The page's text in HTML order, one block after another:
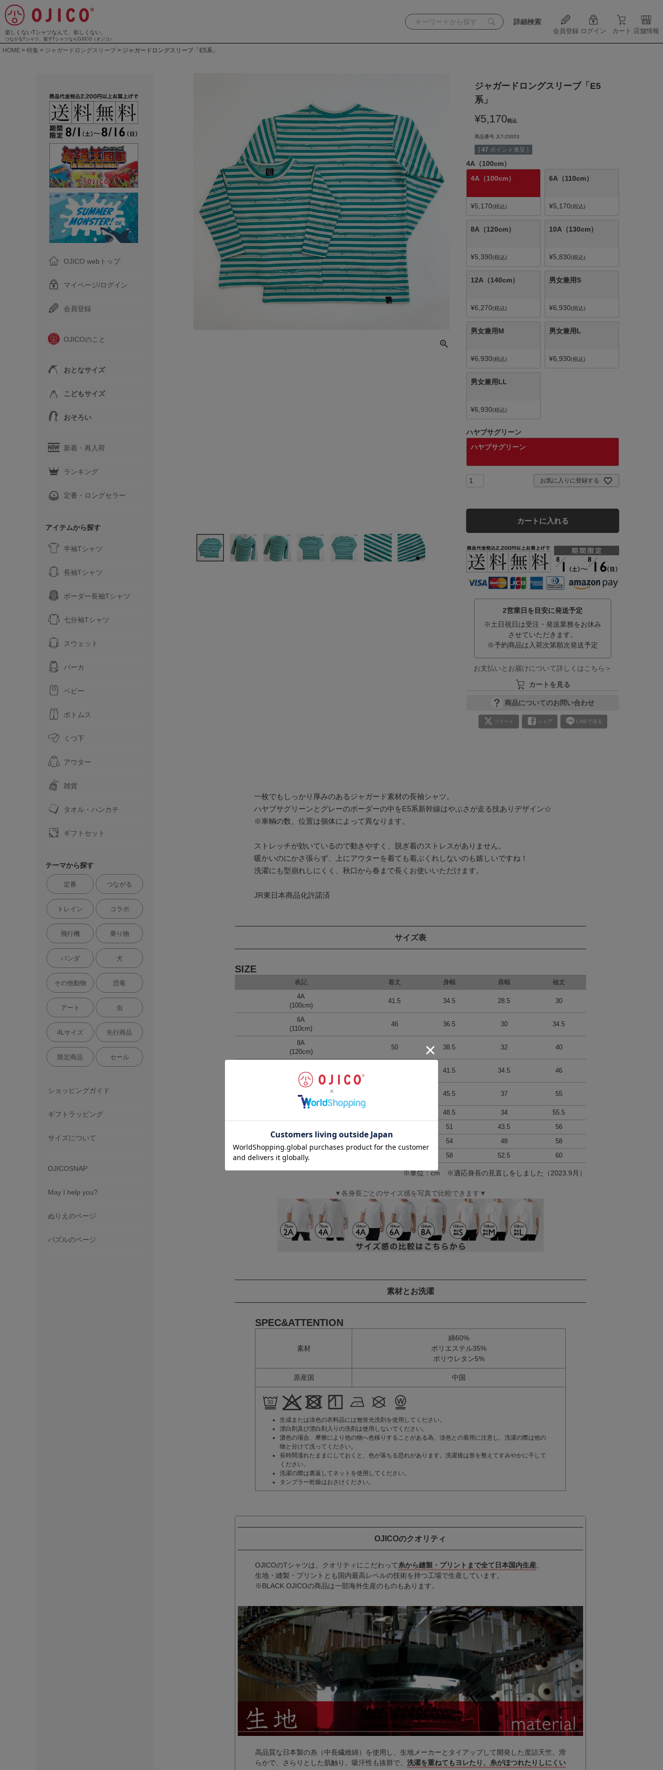
楽しくないTシャツなんて、欲しくない。
つながるTシャツ、親子TシャツならOJICO（オジコ）
詳細検索
会員登録 ログイン カート 店舗情報
HOME 特集 ジャガードロングスリーブ ジャガードロングスリーブ「E5系」
OJICO webトップ
マイページ/ログイン
会員登録
OJICOのこと
おとなサイズ
こどもサイズ
おそろい
新着・再入荷
ランキング
定番・ロングセラー
アイテムから探す
半袖Tシャツ
長袖Tシャツ
ボーダー長袖Tシャツ
七分袖Tシャツ
スウェット
パーカ
ベビー
ボトムス
くつ下
アウター
雑貨
タオル・ハンカチ
ギフトセット
テーマから探す
定番 つながる
トレイン コラボ
飛行機 乗り物
パンダ 犬
その他動物 恐竜
アート 虫
4Lサイズ 先行商品
限定商品 セール
ショッピングガイド
ギフトラッピング
サイズについて
OJICOSNAP
May I help you?
ぬりえのページ
パズルのページ
ジャガードロングスリーブ「E5
系」
¥5,170税込
商品番号 JLT-20003
[ 47 ポイント進呈 ]
4A（100cm）
4A（100cm）
¥5,170 税込
6A（110cm）
¥5,170 税込
8A（120cm）
¥5,390 税込
10A（130cm）
¥5,830 税込
12A（140cm）
¥6,270 税込
男女兼用S
¥6,930 税込
男女兼用M
¥6,930 税込
男女兼用L
¥6,930 税込
男女兼用LL
¥6,930 税込
ハヤブサグリーン
ハヤブサグリーン
お気に入りに登録する
カートに入れる
2営業日を目安に発送予定
※土日祝日は受注・発送業務をお休み
させていただきます。
※予約商品は入荷次第順次発送予定
お支払いとお届けについて詳しくはこちら＞
カートを見る
商品についてのお問い合わせ
ツイート シェア LINEで送る
一枚でもしっかり厚みのあるジャガード素材の長袖シャツ。
ハヤブサグリーンとグレーのボーダーの中をE5系新幹線はやぶさが走る技ありデザイン☆
※車輌の数、位置は個体によって異なります。
ストレッチが効いているので動きやすく、脱ぎ着のストレスがありません。
暖かいのにかさ張らず、上にアウターを着ても着ぶくれしないのも嬉しいですね！
洗濯にも型崩れしにくく、秋口から春まで長くお使いいただけます。
JR東日本商品化許諾済
サイズ表
SIZE
表記 着丈 身幅 肩幅 袖丈
4A
(100cm)
41.5 34.5 28.5 30
6A
(110cm)
46 36.5 30 34.5
8A
(120cm)
50 38.5 32 40
(130cm)
41.5 34.5 46
12A
(140cm)
45.5 37 55
48.5 34 55.5
51 43.5 56
54 48 58
男女兼用LL 58 52.5 60
※単位：cm ※適応身長の見直しをしました（2023.9月）
▼各身長ごとのサイズ感を写真で比較できます▼
素材とお洗濯
SPEC&ATTENTION
素材
綿60%
ポリエステル35%
ポリウレタン5%
原産国 中国
生成または淡色の衣料品には無蛍光洗剤を使用してください。
漂白剤及び漂白剤入りの洗剤は使用しないでください。
濃色の場合、摩擦により他の物へ色移りすることがある為、淡色との着用に注意し、洗濯の際は他の
物と分けて洗ってください。
長時間濡れたままにしておくと、色が落ちる恐れがあります。洗濯後は形を整えてすみやかに干して
ください。
洗濯の際は裏返してネットを使用してください。
タンブラー乾燥はおさけください。
OJICOのクオリティ
OJICOのTシャツは、クオリティにこだわって 糸から縫製・プリントまで全て日本国内生産。
生地・縫製・プリントとも国内最高レベルの技術を持つ工場で生産しています。
※BLACK OJICOの商品は一部海外生産のものもあります。
高品質な日本製の糸（中長繊維綿）を使用し、生地メーカーとタイアップして開発した度詰天竺。滑
らかで、さらりとした肌触り。吸汗性も抜群で、 洗濯を重ねてもヨレたり、糸がほつれたりしにくい